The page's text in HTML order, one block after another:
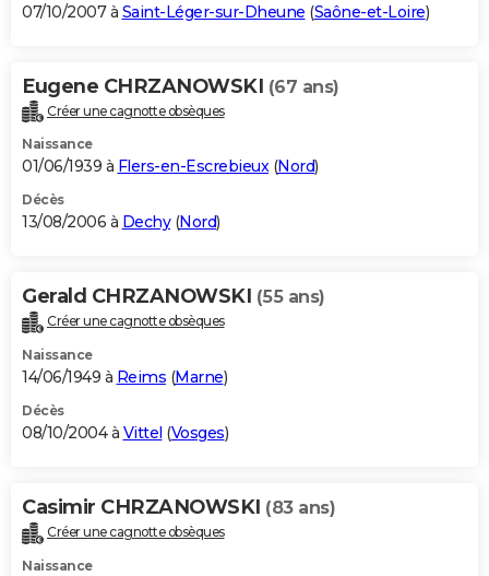
07/10/2007 à Saint-Léger-sur-Dheune (Saône-et-Loire)
Eugene CHRZANOWSKI (67 ans)
Créer une cagnotte obsèques
Naissance
01/06/1939 à Flers-en-Escrebieux(Nord)
Décès
13/08/2006 à Dechy(Nord)
Gerald CHRZANOWSKI (55 ans)
Créer une cagnotte obsèques
Naissance
14/06/1949 à Reims (Marne)
Décès
08/10/2004 à Vittel (Vosges)
Casimir CHRZANOWSKI (83 ans)
Créer une cagnotte obsèques
Naissance